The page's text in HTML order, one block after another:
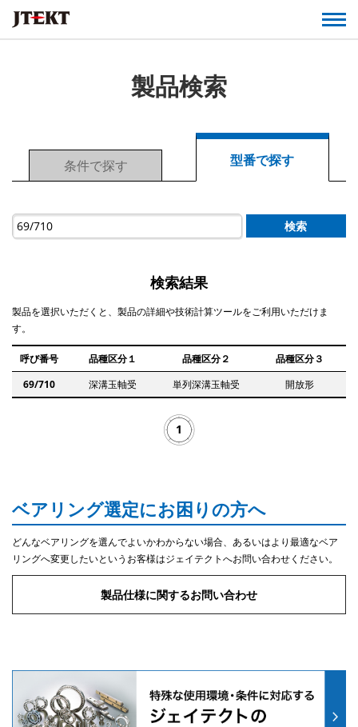
製品検索
条件で探す 型番で探す
検索
検索結果
製品を選択いただくと、製品の詳細や技術計算ツールをご利用いただけま
す。
呼び番号 品種区分１ 品種区分２
品種区分３
69/710
深溝玉軸受 単列深溝玉軸受 開放形
1
ベアリング選定にお困りの方へ
どんなベアリングを選んでよいかわからない場合、あるいはより最適なベア
リングへ変更したいというお客様はジェイテクトへお問い合わせください。
製品仕様に関するお問い合わせ